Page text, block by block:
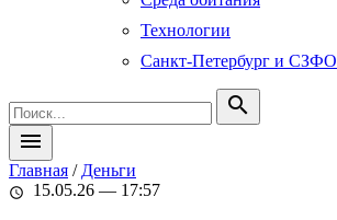
Технологии
Санкт-Петербург и СЗФО
search
menu
Главная / Деньги
schedule 15.05.26 — 17:57